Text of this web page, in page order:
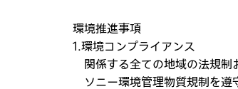
環境推進事項
1.環境コンプライアンス
関係する全ての地域の法規制
ソニー環境管理物質規制を遵